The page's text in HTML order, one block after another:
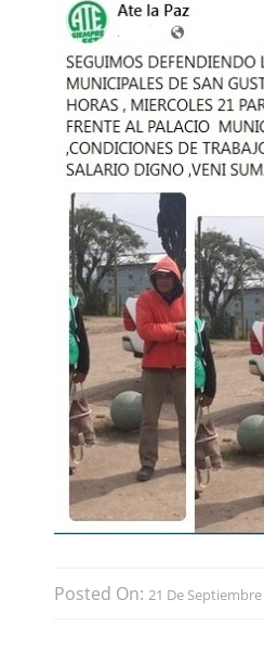
Posted On: 21 De Septiembre